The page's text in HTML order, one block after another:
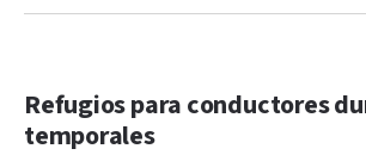
Refugios para conductores
temporales